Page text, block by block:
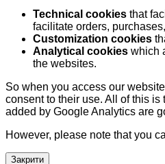
Technical cookies that
facilitate orders,
Customization cookies
Analytical cookies which
the websites.
So when you access our
consent to their use. All of this
added by Google Analytics are
However, please note that you
Закрити